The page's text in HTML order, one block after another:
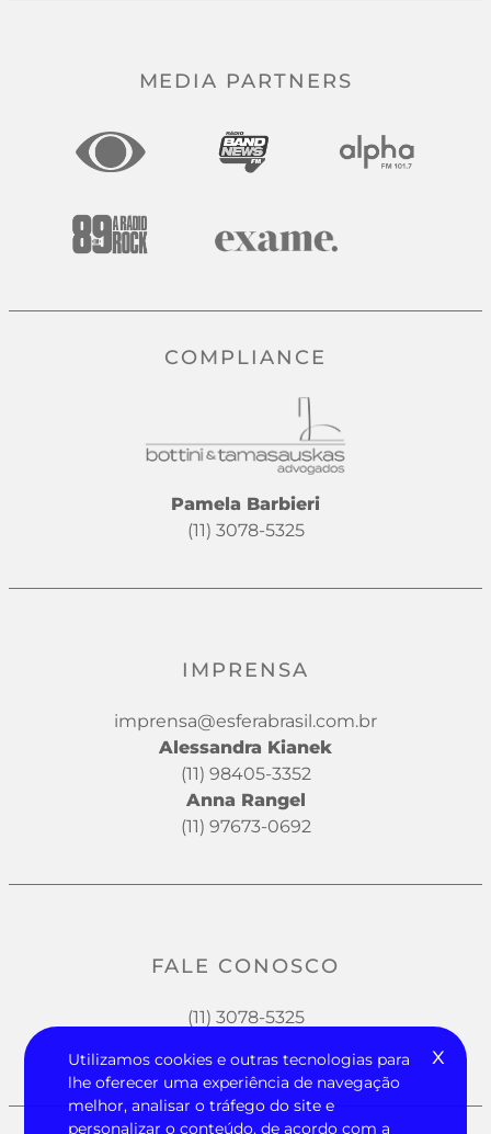
x
Utilizamos cookies e outras tecnologias para
lhe oferecer uma experiência de navegação
melhor, analisar o tráfego do site e
personalizar o conteúdo, de acordo com a
MEDIA PARTNERS
COMPLIANCE
Pamela Barbieri
(11) 3078-5325
IMPRENSA
imprensa@esferabrasil.com.br
Alessandra Kianek
(11) 98405-3352
Anna Rangel
(11) 97673-0692
FALE CONOSCO
(11) 3078-5325